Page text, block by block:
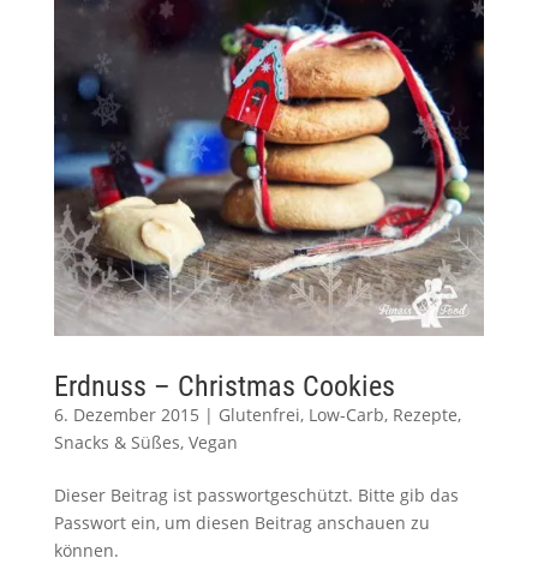
Erdnuss – Christmas Cookies
6. Dezember 2015 | Glutenfrei, Low-Carb, Rezepte,
Snacks & Süßes, Vegan
Dieser Beitrag ist passwortgeschützt. Bitte gib das
Passwort ein, um diesen Beitrag anschauen zu
können.